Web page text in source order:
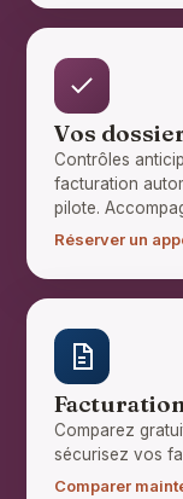
Vos
Contrôles
facturation
pilote.
Réserver un
Comparez
sécurisez vos
Comparer